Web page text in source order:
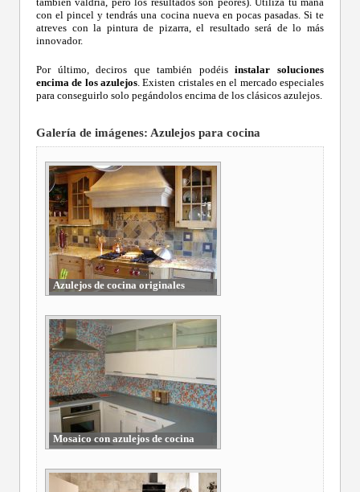
con el pincel y tendrás una cocina nueva en pocas pasadas. Si te
atreves con la pintura de pizarra, el resultado será de lo más
innovador.
Por último, deciros que también podéisinstalar soluciones
encima de los azulejos . Existen cristales en el mercado especiales
para conseguirlo solo pegándolos encima de los clásicos azulejos.
Galería de imágenes: Azulejos para cocina
Azulejos de cocina originales
Mosaico con azulejos de cocina